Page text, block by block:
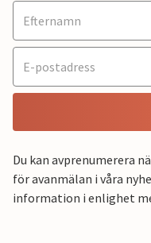
Du kan avprenumerera
för avanmälan i våra
information i enlighet